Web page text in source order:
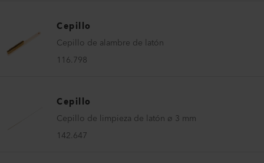
Cepillo
Cepillo de alambre de latón
116.798
Cepillo
Cepillo de limpieza de latón ø 3 mm
142.647